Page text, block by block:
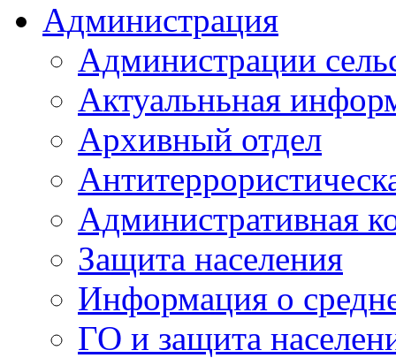
Администрация
Администрации
Актуальньная
Архивный отдел
Административная
Защита населения
Информация о
ГО и защита